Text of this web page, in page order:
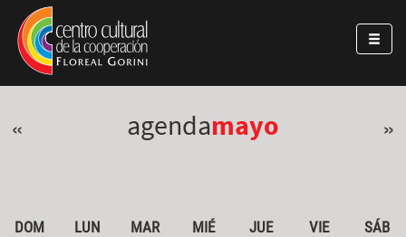
Pasar al contenido principal
Jump to main content
« agendamayo »
DOM LUN MAR MIÉ JUE VIE
SÁB